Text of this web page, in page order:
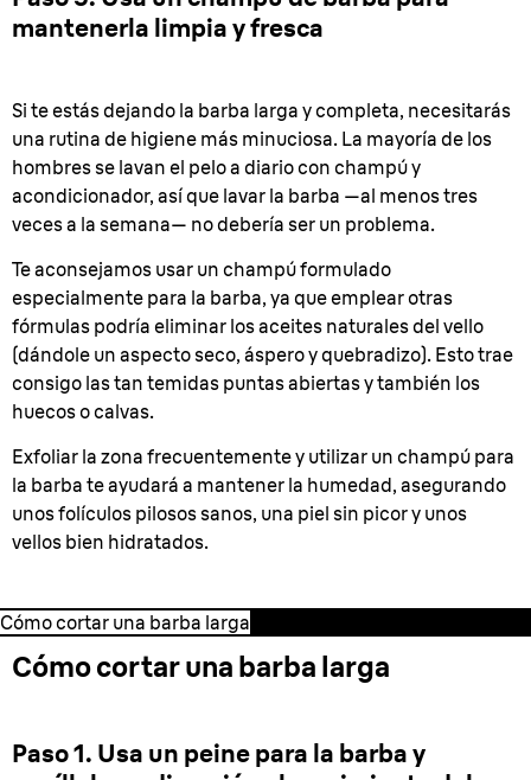
mantenerla limpia y fresca
Si te estás dejando la barba larga y completa, necesitarás
una rutina de higiene más minuciosa. La mayoría de los
hombres se lavan el pelo a diario con champú y
acondicionador, así que lavar la barba —al menos tres
veces a la semana— no debería ser un problema.
Te aconsejamos usar un champú formulado
especialmente para la barba, ya que emplear otras
fórmulas podría eliminar los aceites naturales del vello
(dándole un aspecto seco, áspero y quebradizo). Esto trae
consigo las tan temidas puntas abiertas y también los
huecos o calvas.
Exfoliar la zona frecuentemente y utilizar un champú para
la barba te ayudará a mantener la humedad, asegurando
unos folículos pilosos sanos, una piel sin picor y unos
vellos bien hidratados.
Cómo cortar una barba larga
Cómo cortar una barba larga
Paso 1. Usa un peine para la barba y